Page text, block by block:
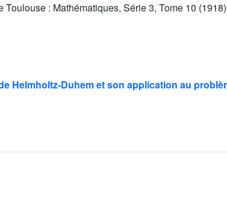
: Mathématiques, Série 3, Tome 10
Helmholtz-Duhem et son application au